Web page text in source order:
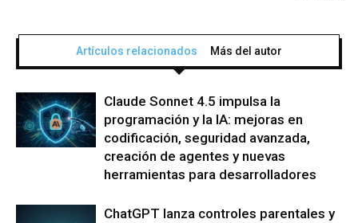
Artículos relacionados Más del autor
Claude Sonnet 4.5 impulsa la
programación y la IA: mejoras en
codificación, seguridad avanzada,
creación de agentes y nuevas
herramientas para desarrolladores
ChatGPT lanza controles parentales y